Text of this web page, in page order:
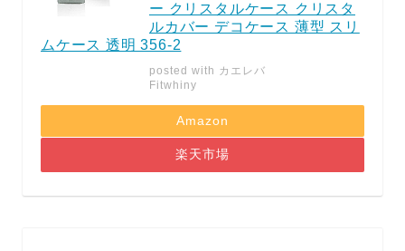
ー クリスタルケース クリスタ
ルカバー デコケース 薄型 スリ
ムケース 透明 356-2
posted with カエレバ
Fitwhiny
Amazon
楽天市場